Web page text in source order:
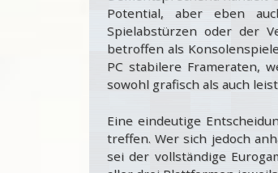
Potential, aber eben
Spielabstürzen oder der
betroffen als
PC stabilere Frameraten,
sowohl grafisch als auch
Eine eindeutige
treffen. Wer sich jedoch
sei der vollständige